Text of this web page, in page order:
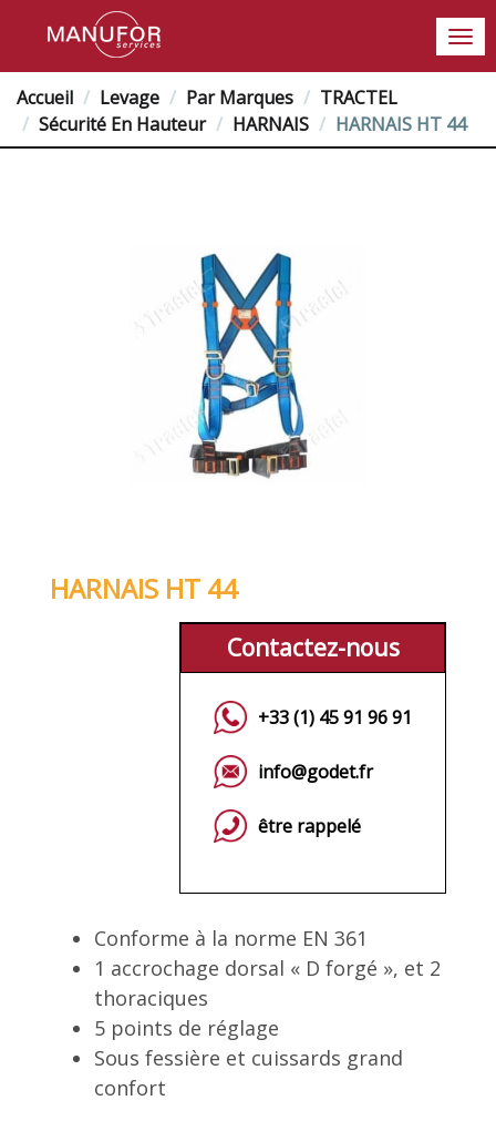
Accueil Levage Par Marques
TRACTEL
Sécurité En Hauteur
HARNAIS HARNAIS HT 44
HARNAIS HT 44
Contactez-nous
+33 (1) 45 91 96 91
info@godet.fr
être rappelé
Conforme à la norme EN 361
1 accrochage dorsal « D forgé », et 2
thoraciques
5 points de réglage
Sous fessière et cuissards grand
confort